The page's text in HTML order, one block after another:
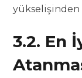
yükselişinden
3.2. En